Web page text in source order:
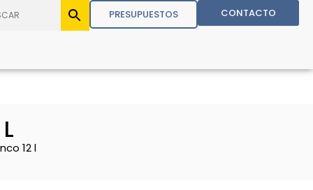
PRESUPUESTOS CONTACTO
12 l